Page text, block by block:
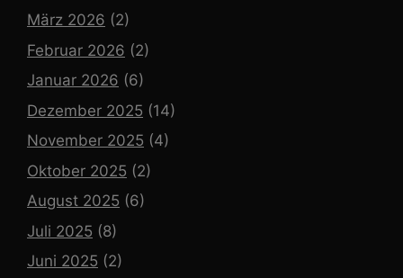
März 2026 (2)
Februar 2026 (2)
Januar 2026 (6)
Dezember 2025 (14)
November 2025 (4)
Oktober 2025 (2)
August 2025 (6)
Juli 2025 (8)
Juni 2025 (2)